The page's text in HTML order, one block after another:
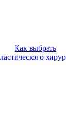
Как выбрать